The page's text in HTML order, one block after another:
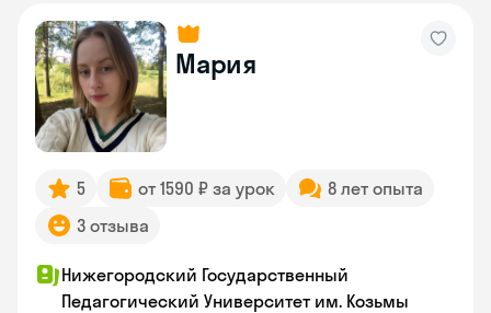
Мария
5 от 1590 ₽ за урок
8 лет опыта
3 отзыва
Нижегородский Государственный
Педагогический Университет им. Козьмы